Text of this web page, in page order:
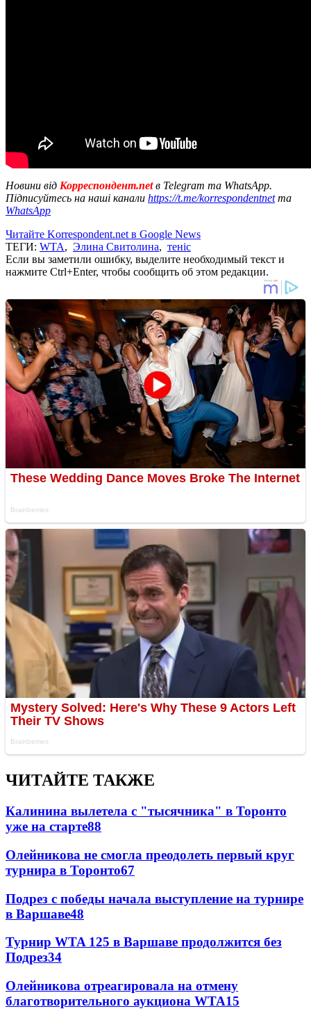
Новини від Корреспондент.netв Telegram та WhatsApp.
Підписуйтесь на наші канали https://t.me/korrespondentnetта
WhatsApp
Читайте Korrespondent.net в Google News
ТЕГИ: WTA, Элина Свитолина, теніс
Если вы заметили ошибку, выделите необходимый текст и
нажмите Ctrl+Enter, чтобы сообщить об этом редакции.
ЧИТАЙТЕ ТАКЖЕ
Калинина вылетела с "тысячника" в Торонто
уже на старте88
Олейникова не смогла преодолеть первый круг
турнира в Торонто67
Подрез с победы начала выступление на турнире
в Варшаве48
Турнир WTA 125 в Варшаве продолжится без
Подрез34
Олейникова отреагировала на отмену
благотворительного аукциона WTA15